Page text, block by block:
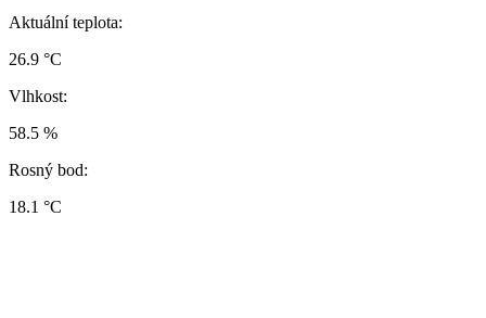
Aktuální teplota:
26.9 °C
Vlhkost:
58.5 %
Rosný bod:
18.1 °C